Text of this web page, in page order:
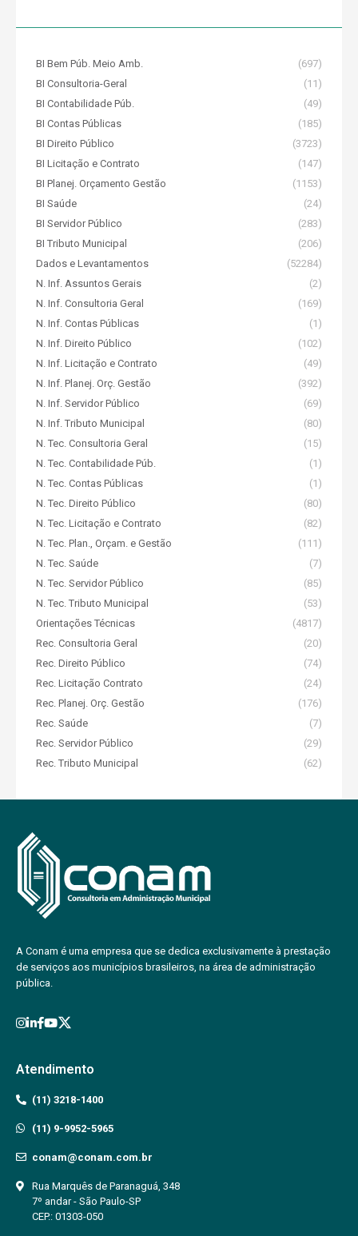
BI Bem Púb. Meio Amb.
(697)
BI Consultoria-Geral
(11)
BI Contabilidade Púb.
(49)
BI Contas Públicas
(185)
BI Direito Público
(3723)
BI Licitação e Contrato
(147)
BI Planej. Orçamento Gestão
(1153)
BI Saúde
(24)
BI Servidor Público
(283)
BI Tributo Municipal
(206)
Dados e Levantamentos
(52284)
N. Inf. Assuntos Gerais
(2)
N. Inf. Consultoria Geral
(169)
N. Inf. Contas Públicas
(1)
N. Inf. Direito Público
(102)
N. Inf. Licitação e Contrato
(49)
N. Inf. Planej. Orç. Gestão
(392)
N. Inf. Servidor Público
(69)
N. Inf. Tributo Municipal
(80)
N. Tec. Consultoria Geral
(15)
N. Tec. Contabilidade Púb.
(1)
N. Tec. Contas Públicas
(1)
N. Tec. Direito Público
(80)
N. Tec. Licitação e Contrato
(82)
N. Tec. Plan., Orçam. e Gestão
(111)
N. Tec. Saúde
(7)
N. Tec. Servidor Público
(85)
N. Tec. Tributo Municipal
(53)
Orientações Técnicas
(4817)
Rec. Consultoria Geral
(20)
Rec. Direito Público
(74)
Rec. Licitação Contrato
(24)
Rec. Planej. Orç. Gestão
(176)
Rec. Saúde
(7)
Rec. Servidor Público
(29)
Rec. Tributo Municipal
(62)
A Conam é uma empresa que se dedica exclusivamente à prestação
de serviços aos municípios brasileiros, na área de administração
pública.
Atendimento
(11) 3218-1400
(11) 9-9952-5965
conam@conam.com.br
Rua Marquês de Paranaguá, 348
7º andar - São Paulo-SP
CEP.: 01303-050